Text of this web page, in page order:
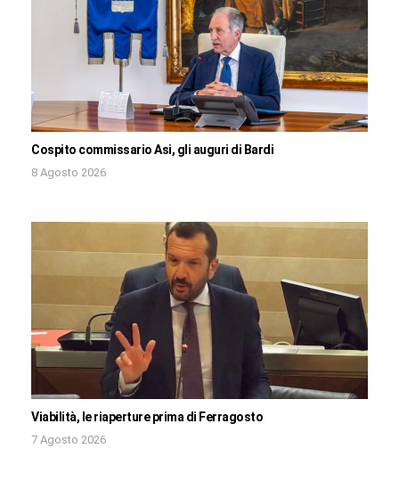
Cospito commissario Asi, gli auguri di Bardi
8 Agosto 2026
Viabilità, le riaperture prima di Ferragosto
7 Agosto 2026